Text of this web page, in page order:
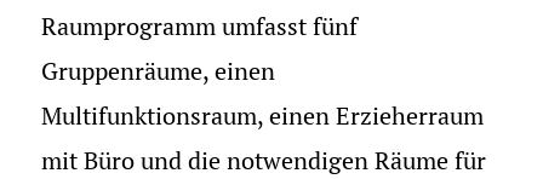
Raumprogramm umfasst fünf
Gruppenräume, einen
Multifunktionsraum, einen Erzieherraum
mit Büro und die notwendigen Räume für